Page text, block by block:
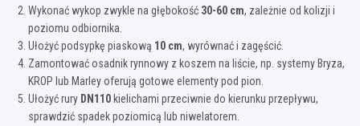
Wykonać wykop zwykle na głębokość 30-60 cm, zależnie od kolizji i
poziomu odbiornika.
Ułożyć podsypkę piaskową 10 cm, wyrównać i zagęścić.
Zamontować osadnik rynnowy z koszem na liście, np. systemy Bryza,
KROP lub Marley oferują gotowe elementy pod pion.
Ułożyć rury DN110kielichami przeciwnie do kierunku przepływu,
sprawdzić spadek poziomicą lub niwelatorem.